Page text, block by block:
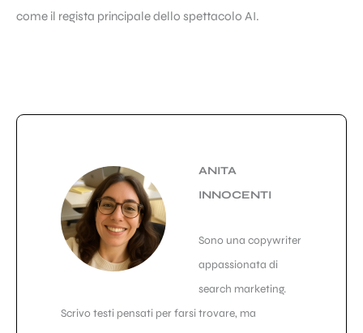
come il regista principale dello spettacolo AI.
ANITA
INNOCENTI
Sono una copywriter
appassionata di
search marketing.
Scrivo testi pensati per farsi trovare, ma